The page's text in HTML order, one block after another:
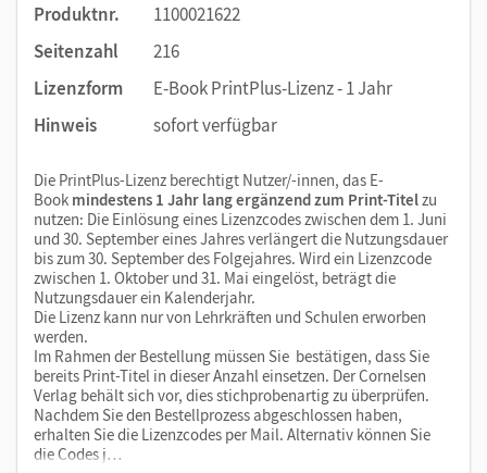
Produktnr.
1100021622
Seitenzahl
216
Lizenzform
E-Book PrintPlus-Lizenz - 1 Jahr
Hinweis
sofort verfügbar
Die PrintPlus-Lizenz berechtigt Nutzer/-innen, das E-
Book mindestens 1 Jahr lang ergänzend zum Print-Titelzu
nutzen: Die Einlösung eines Lizenzcodes zwischen dem 1. Juni
und 30. September eines Jahres verlängert die Nutzungsdauer
bis zum 30. September des Folgejahres. Wird ein Lizenzcode
zwischen 1. Oktober und 31. Mai eingelöst, beträgt die
Nutzungsdauer ein Kalenderjahr.
Die Lizenz kann nur von Lehrkräften und Schulen erworben
werden.
Im Rahmen der Bestellung müssen Sie bestätigen, dass Sie
bereits Print-Titel in dieser Anzahl einsetzen. Der Cornelsen
Verlag behält sich vor, dies stichprobenartig zu überprüfen.
Nachdem Sie den Bestellprozess abgeschlossen haben,
erhalten Sie die Lizenzcodes per Mail. Alternativ können Sie
die Codes j…